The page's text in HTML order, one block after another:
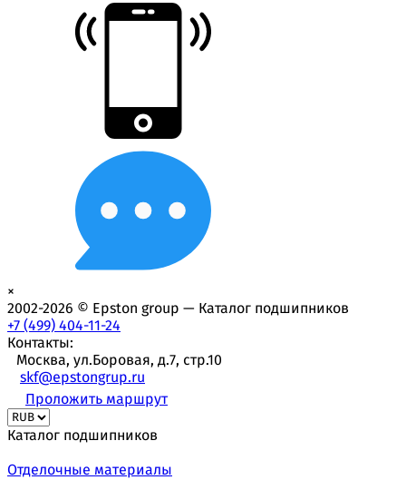
×
2002-2026 © Epston group — Каталог подшипников
+7 (499) 404-11-24
Контакты:
Москва, ул.Боровая, д.7, стр.10
skf@epstongrup.ru
Проложить маршрут
Каталог подшипников
Отделочные материалы